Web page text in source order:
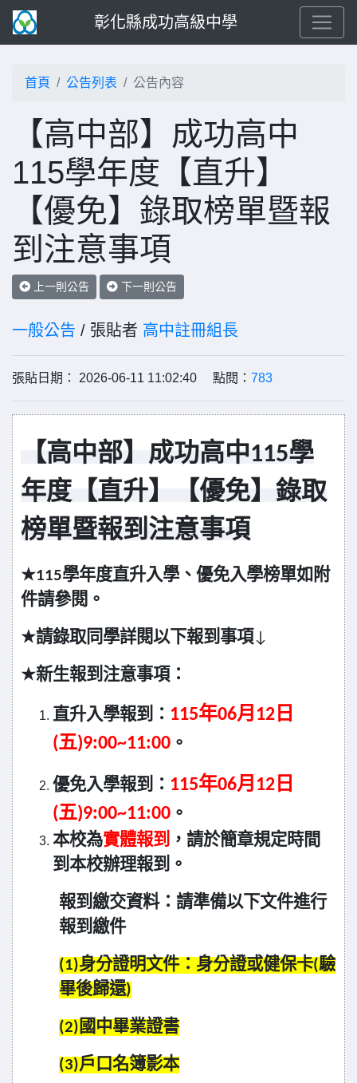
彰化縣成功高級中學
首頁 公告列表 公告內容
【高中部】成功高中
115學年度【直升】
【優免】錄取榜單暨報
到注意事項
上一則公告 下一則公告
一般公告 / 張貼者 高中註冊組長
張貼日期： 2026-06-11 11:02:40 點閱： 783
【高中部】成功高中115學
年度【直升】【優免】錄取
榜單暨報到注意事項
★115學年度直升入學、優免入學榜單如附
件請參閱。
★請錄取同學詳閱以下報到事項↓
★新生報到注意事項：
直升入學報到： 115年06月12日
(五)9:00~11:00 。
優免入學報到： 115年06月12日
(五)9:00~11:00 。
本校為實體報到 ，請於簡章規定時間
到本校辦理報到。
報到繳交資料：請準備以下文件進行
報到繳件
(1)身分證明文件：身分證或健保卡(驗
畢後歸還)
(2) 國中畢業證書
(3)戶口名簿影本